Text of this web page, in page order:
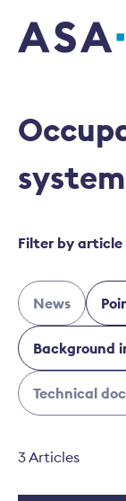
SVV Logo
system
Filter by
News
Background
Technical
3 Articles